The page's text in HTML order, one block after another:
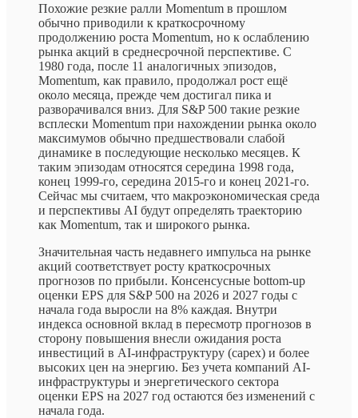
Похожие резкие ралли Momentum в прошлом
обычно приводили к краткосрочному
продолжению роста Momentum, но к ослаблению
рынка акций в среднесрочной перспективе. С
1980 года, после 11 аналогичных эпизодов,
Momentum, как правило, продолжал рост ещё
около месяца, прежде чем достигал пика и
разворачивался вниз. Для S&P 500 такие резкие
всплески Momentum при нахождении рынка около
максимумов обычно предшествовали слабой
динамике в последующие несколько месяцев. К
таким эпизодам относятся середина 1998 года,
конец 1999-го, середина 2015-го и конец 2021-го.
Сейчас мы считаем, что макроэкономическая среда
и перспективы AI будут определять траекторию
как Momentum, так и широкого рынка.
Значительная часть недавнего импульса на рынке
акций соответствует росту краткосрочных
прогнозов по прибыли. Консенсусные bottom-up
оценки EPS для S&P 500 на 2026 и 2027 годы с
начала года выросли на 8% каждая. Внутри
индекса основной вклад в пересмотр прогнозов в
сторону повышения внесли ожидания роста
инвестиций в AI-инфраструктуру (capex) и более
высоких цен на энергию. Без учета компаний AI-
инфраструктуры и энергетического сектора
оценки EPS на 2027 год остаются без изменений с
начала года.